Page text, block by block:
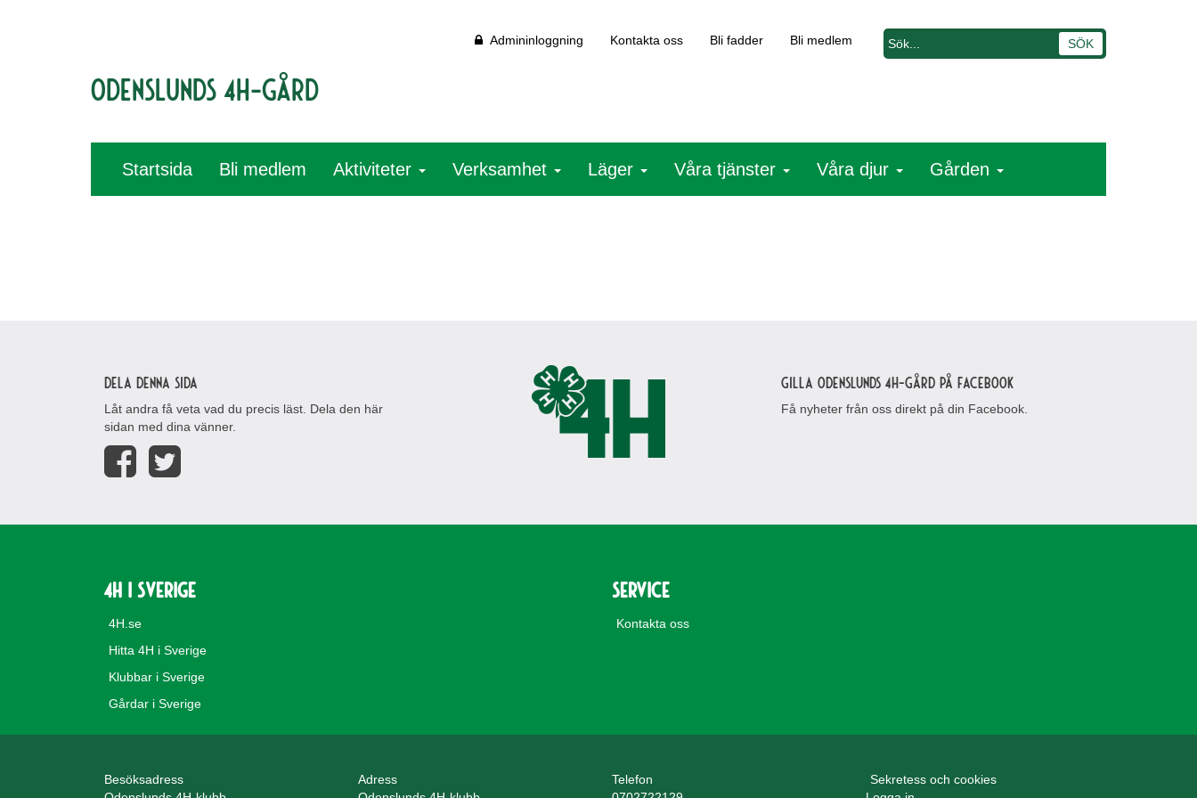
Odenslunds 4H-gård
Admininloggning Kontakta oss Bli fadder Bli medlem
Startsida Bli medlem Aktiviteter Verksamhet Läger Våra tjänster Våra djur Gården
Dela denna sida
Låt andra få veta vad du precis läst. Dela den här
sidan med dina vänner.
Gilla Odenslunds 4H-gård på Facebook
Få nyheter från oss direkt på din Facebook.
4H i Sverige
4H.se
Hitta 4H i Sverige
Klubbar i Sverige
Gårdar i Sverige
Service
Kontakta oss
Besöksadress
Adress
Telefon
Sekretess och cookies